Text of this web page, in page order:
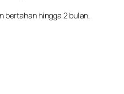
bertahan hingga 2 bulan.